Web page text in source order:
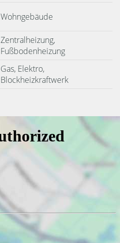
Wohngebäude
Zentralheizung,
Fußbodenheizung
Gas, Elektro,
Blockheizkraftwerk